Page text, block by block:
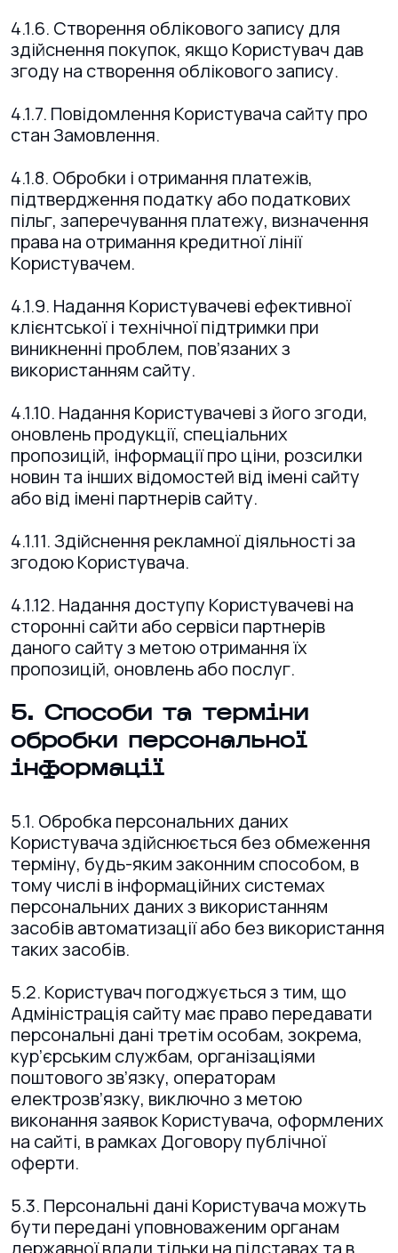
4.1.6. Створення облікового запису для
здійснення покупок, якщо Користувач дав
згоду на створення облікового запису.
4.1.7. Повідомлення Користувача сайту про
стан Замовлення.
4.1.8. Обробки і отримання платежів,
підтвердження податку або податкових
пільг, заперечування платежу, визначення
права на отримання кредитної лінії
Користувачем.
4.1.9. Надання Користувачеві ефективної
клієнтської і технічної підтримки при
виникненні проблем, пов’язаних з
використанням сайту.
4.1.10. Надання Користувачеві з його згоди,
оновлень продукції, спеціальних
пропозицій, інформації про ціни, розсилки
новин та інших відомостей від імені сайту
або від імені партнерів сайту.
4.1.11. Здійснення рекламної діяльності за
згодою Користувача.
4.1.12. Надання доступу Користувачеві на
сторонні сайти або сервіси партнерів
даного сайту з метою отримання їх
пропозицій, оновлень або послуг.
5. Способи та терміни
обробки персональної
інформації
5.1. Обробка персональних даних
Користувача здійснюється без обмеження
терміну, будь-яким законним способом, в
тому числі в інформаційних системах
персональних даних з використанням
засобів автоматизації або без використання
таких засобів.
5.2. Користувач погоджується з тим, що
Адміністрація сайту має право передавати
персональні дані третім особам, зокрема,
кур’єрським службам, організаціями
поштового зв’язку, операторам
електрозв’язку, виключно з метою
виконання заявок Користувача, оформлених
на сайті, в рамках Договору публічної
оферти.
5.3. Персональні дані Користувача можуть
бути передані уповноваженим органам
державної влади тільки на підставах та в